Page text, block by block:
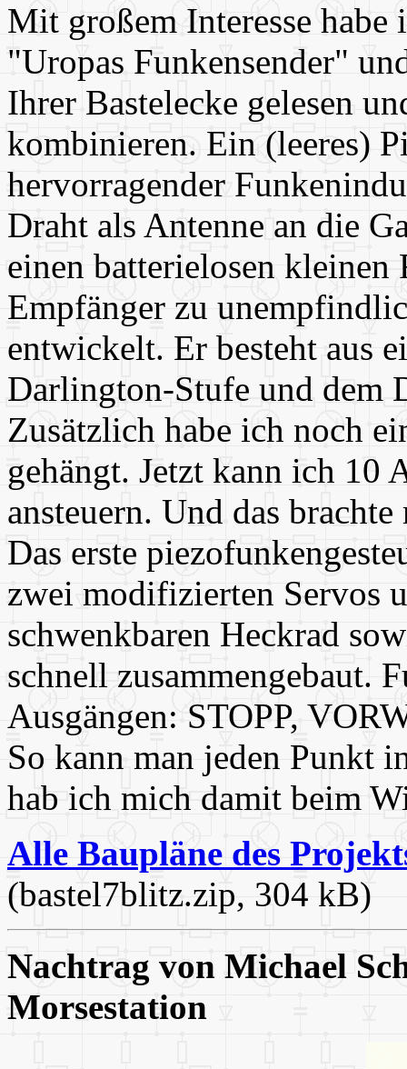
Mit großem Interesse
"Uropas Funkensender"
Ihrer Bastelecke gelesen
kombinieren. Ein (leeres)
hervorragender
Draht als Antenne an die
einen batterielosen
Empfänger zu
entwickelt. Er besteht aus
Darlington-Stufe und dem
Zusätzlich habe ich noch
gehängt. Jetzt kann ich 10
ansteuern. Und das
Das erste
zwei modifizierten Servos
schwenkbaren Heckrad
schnell zusammengebaut.
Ausgängen: STOPP,
So kann man jeden Punkt
hab ich mich damit beim
Alle Baupläne des
(bastel7blitz.zip, 304 kB)
Nachtrag von Michael
Morsestation